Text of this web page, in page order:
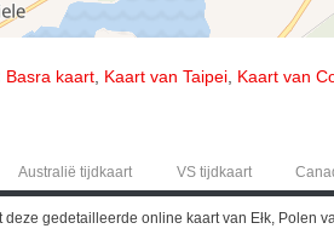
Basra kaart Kaart van Taipei Kaart van
Australië tijdkaart VS tijdkaart
deze gedetailleerde online kaart van Ełk, Polen